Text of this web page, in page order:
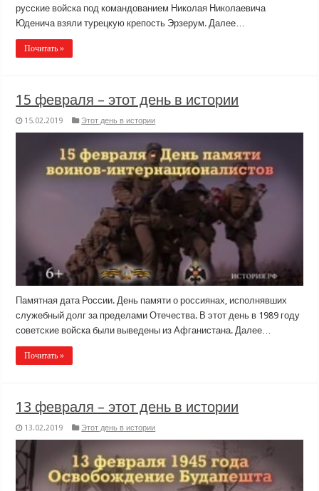
русские войска под командованием Николая Николаевича
Юденича взяли турецкую крепость Эрзерум. Далее…
Почитать »
15 февраля – этот день в истории
15.02.2019 Этот день в истории
Памятная дата России. День памяти о россиянах, исполнявших
служебный долг за пределами Отечества. В этот день в 1989 году
советские войска были выведены из Афганистана. Далее…
Почитать »
13 февраля – этот день в истории
13.02.2019 Этот день в истории